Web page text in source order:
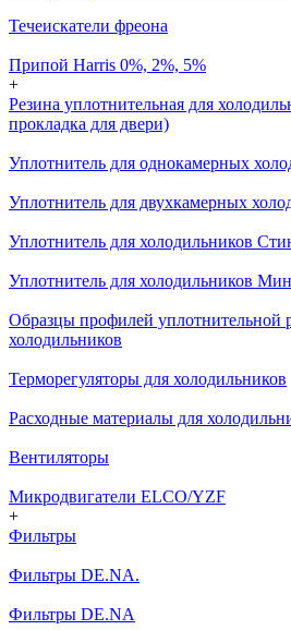
Течеискатели фреона
Припой Harris 0%, 2%, 5%
+
Резина уплотнительная для
прокладка для двери)
Уплотнитель для однокамерных
Уплотнитель для двухкамерных
Уплотнитель для холодильников
Уплотнитель для холодильников
Образцы профилей уплотнительной
холодильников
Терморегуляторы для холодильников
Расходные материалы для
Вентиляторы
Микродвигатели ELCO/YZF
+
Фильтры
Фильтры DE.NA.
Фильтры DE.NA